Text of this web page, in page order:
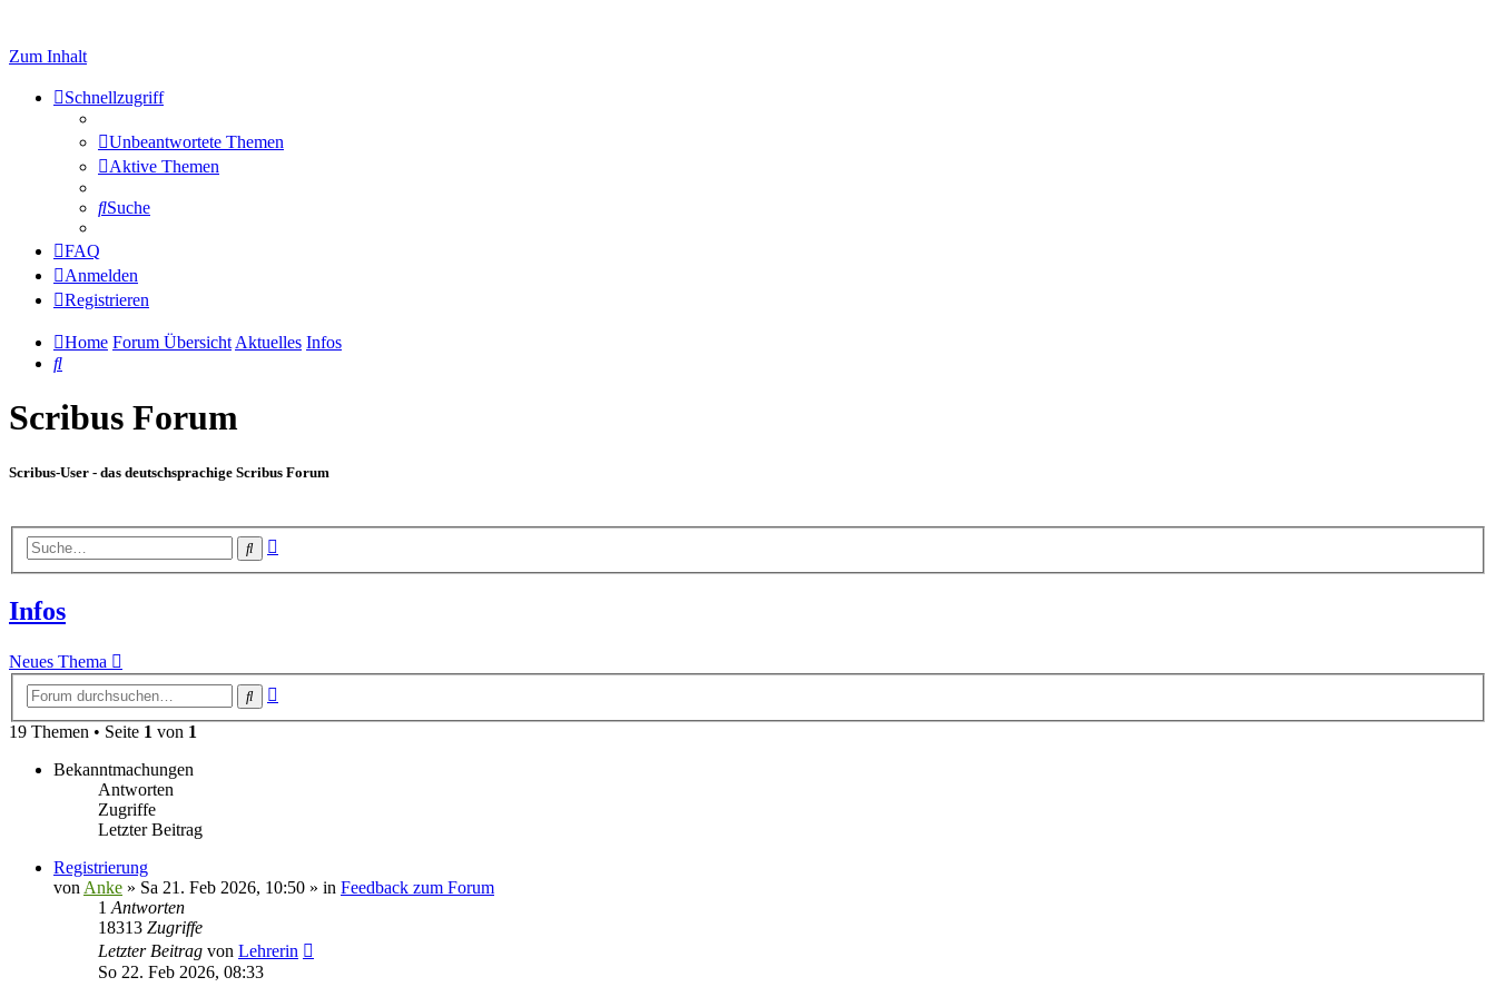
Zum Inhalt
Schnellzugriff
Unbeantwortete Themen
Aktive Themen
Suche
FAQ
Anmelden
Registrieren
Home Forum Übersicht Aktuelles Infos
Suche
Scribus Forum
Scribus-User - das deutschsprachige Scribus Forum
Suche
Infos
Neues Thema
Suche
19 Themen • Seite 1 von 1
Bekanntmachungen
Antworten
Zugriffe
Letzter Beitrag
Registrierung
von Anke » Sa 21. Feb 2026, 10:50 » in Feedback zum Forum
1 Antworten
18313 Zugriffe
Letzter Beitrag von Lehrerin
So 22. Feb 2026, 08:33